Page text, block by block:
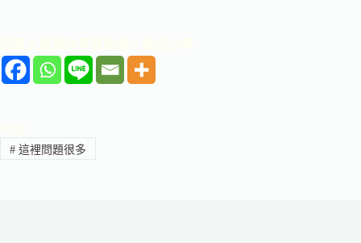
#這裡問題很多